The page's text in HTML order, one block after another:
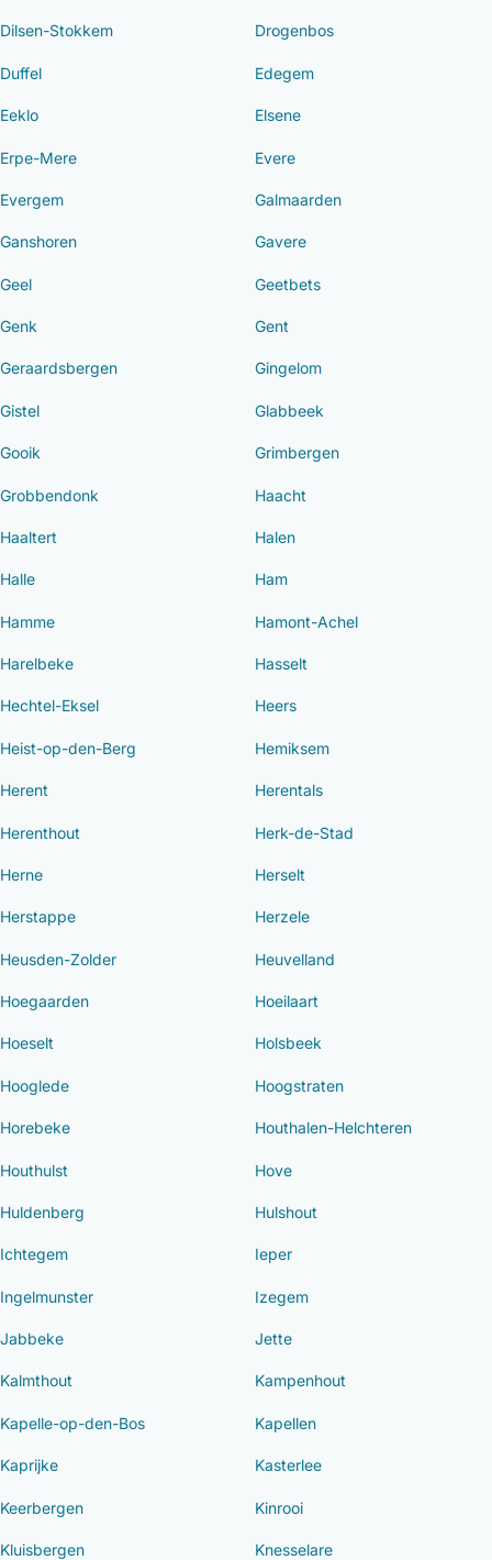
Dilsen-Stokkem Drogenbos
Duffel Edegem
Eeklo Elsene
Erpe-Mere Evere
Evergem Galmaarden
Ganshoren Gavere
Geel Geetbets
Genk Gent
Geraardsbergen Gingelom
Gistel Glabbeek
Gooik Grimbergen
Grobbendonk Haacht
Haaltert Halen
Halle Ham
Hamme Hamont-Achel
Harelbeke Hasselt
Hechtel-Eksel Heers
Heist-op-den-Berg Hemiksem
Herent Herentals
Herenthout Herk-de-Stad
Herne Herselt
Herstappe Herzele
Heusden-Zolder Heuvelland
Hoegaarden Hoeilaart
Hoeselt Holsbeek
Hooglede Hoogstraten
Horebeke Houthalen-Helchteren
Houthulst Hove
Huldenberg Hulshout
Ichtegem Ieper
Ingelmunster Izegem
Jabbeke Jette
Kalmthout Kampenhout
Kapelle-op-den-Bos Kapellen
Kaprijke Kasterlee
Keerbergen Kinrooi
Kluisbergen Knesselare